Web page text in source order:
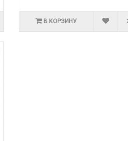
В КОРЗИНУ